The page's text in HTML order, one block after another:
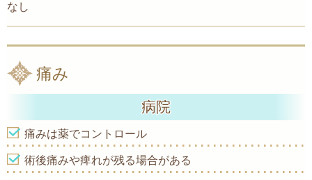
なし
痛み
病院
痛みは薬でコントロール
術後痛みや痺れが残る場合がある